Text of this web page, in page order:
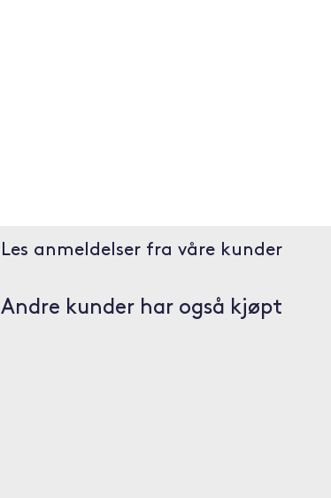
Les anmeldelser fra våre kunder
Andre kunder har også kjøpt